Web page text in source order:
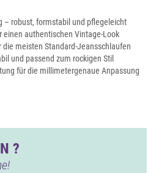
– robust, formstabil und pflegeleicht
authentischen Vintage-Look
meisten Standard-Jeansschlaufen
und passend zum rockigen Stil
für die millimetergenaue Anpassung
?